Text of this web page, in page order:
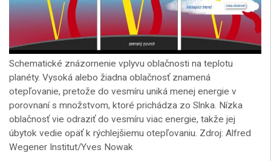
Schematické znázornenie vplyvu oblačnosti na teplotu
planéty. Vysoká alebo žiadna oblačnosť znamená
otepľovanie, pretože do vesmíru uniká menej energie v
porovnaní s množstvom, ktoré prichádza zo Slnka. Nízka
oblačnosť vie odraziť do vesmíru viac energie, takže jej
úbytok vedie opäť k rýchlejšiemu otepľovaniu. Zdroj: Alfred
Wegener Institut/Yves Nowak